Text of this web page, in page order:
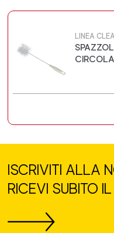
LINEA
ISCRIVITI ALLA
RICEVI SUBITO